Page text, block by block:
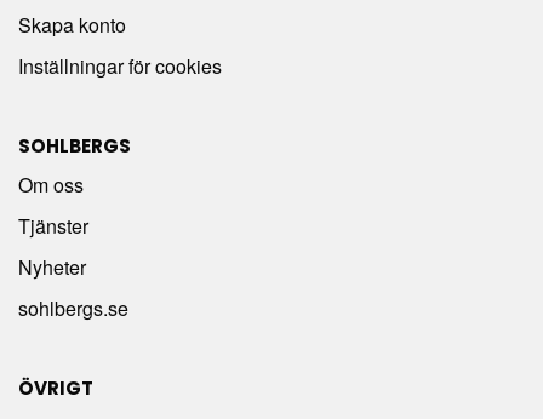
Skapa konto
Inställningar för cookies
SOHLBERGS
Om oss
Tjänster
Nyheter
sohlbergs.se
ÖVRIGT